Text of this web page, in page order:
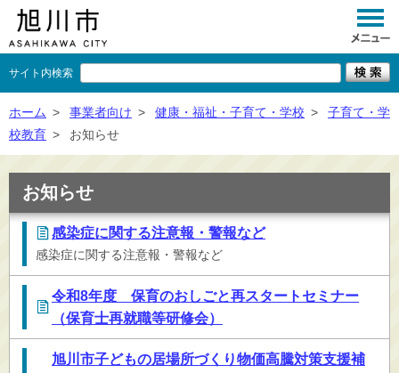
サイト内検索
くらし
事業者向け
施設一覧
市政情報
×閉じる
ホーム > 事業者向け > 健康・福祉・子育て・学校 >
子育て・学
校教育 > お知らせ
お知らせ
感染症に関する注意報・警報など
感染症に関する注意報・警報など
令和8年度 保育のおしごと再スタートセミナー
（保育士再就職等研修会）
旭川市子どもの居場所づくり物価高騰対策支援補